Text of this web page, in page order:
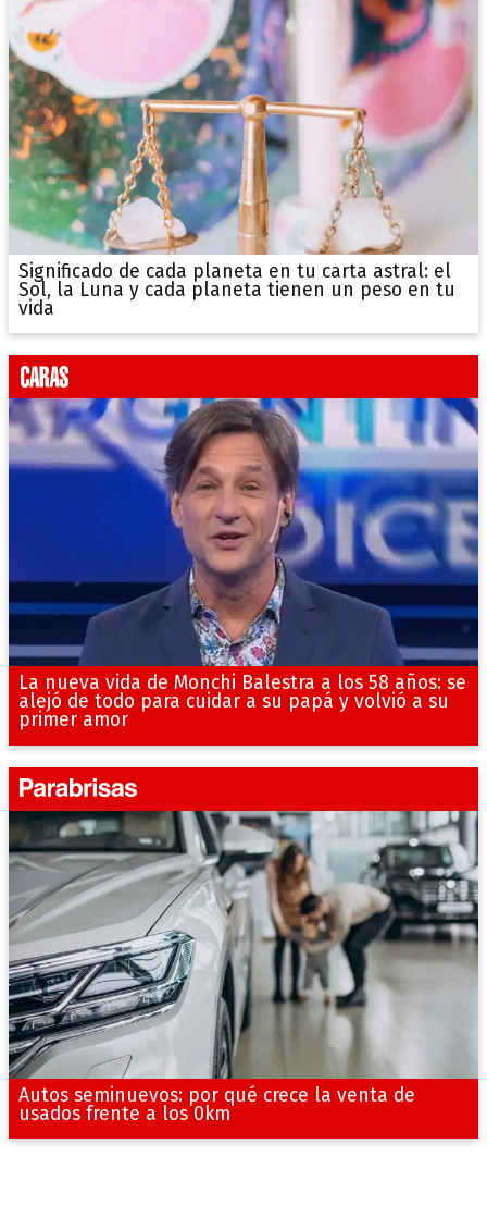
Significado de cada planeta en tu carta astral: el
Sol, la Luna y cada planeta tienen un peso en tu
vida
La nueva vida de Monchi Balestra a los 58 años: se
alejó de todo para cuidar a su papá y volvió a su
primer amor
Autos seminuevos: por qué crece la venta de
usados frente a los 0km